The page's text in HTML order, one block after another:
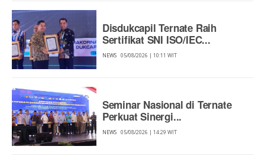
Disdukcapil Ternate Raih
Sertifikat SNI ISO/IEC...
NEWS 05/08/2026 | 10:11 WIT
Seminar Nasional di Ternate
Perkuat Sinergi...
NEWS 05/08/2026 | 14:29 WIT